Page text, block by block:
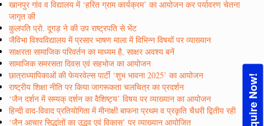
Enquire Now!
खानपुर गांव व विद्यालय में ‘हरित ग्राम कार्यक्रम’ का आयोजन कर पर्यावरण चेतना
जागृत की
कुलपति प्रो. दूगड़ ने की उप राष्ट्रपति से भेंट
जैविभा विश्वविद्यालय में प्रसार भाषण माला में विभिन्न विषयों पर व्याख्यान
साक्षरता सामाजिक परिवर्तन का माध्यम है, साक्षर अवश्य बनें
सामाजिक समरसता दिवस एवं सहभोज का आयोजन
छात्राध्यापिकाओं की फेयरवेल्स पार्टी ‘शुभ भावना 2025’ का आयोजन
राष्ट्रीय शिक्षा नीति पर किया जागरूकता चलचित्र का प्रदर्शन
‘जैन दर्शन में सम्यक् दर्शन का वैशिष्ट्य’ विषय पर व्याख्यान का आयोजन
हिन्दी वाद-विवाद प्रतियोगिता में मीनाक्षी बाफना प्रथम व प्रकृति चैधरी द्वितीय रही
‘जैन आचार सिद्धांतों का उद्भव एवं विकास’ पर व्याख्यान आयोजित